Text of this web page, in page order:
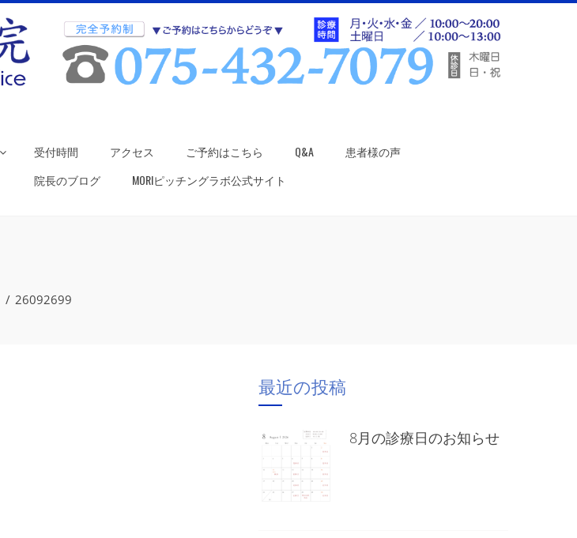
受付時間 アクセス ご予約はこちら Q&A
患者様の声
院長のブログ
MORIピッチングラボ公式サイト
26092699
最近の投稿
8月の診療日のお知らせ